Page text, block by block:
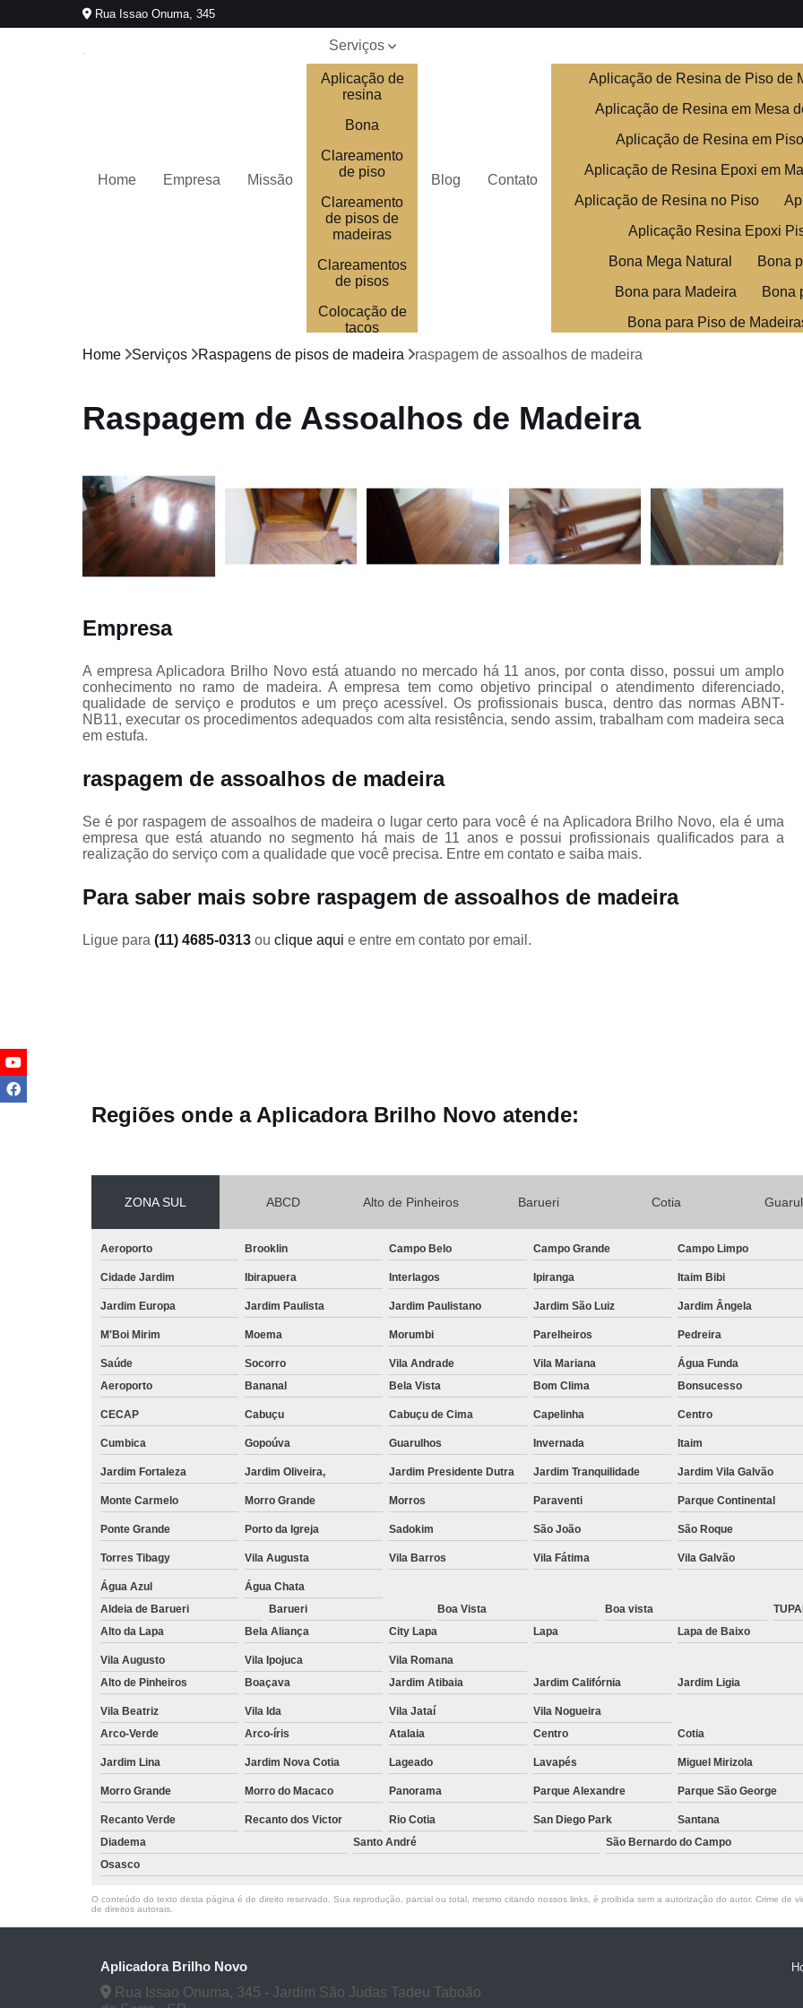
Rua Issao Onuma, 345
Home Empresa Missão
Serviços
Aplicação de
resina
Bona
Clareamento
de piso
Clareamento
de pisos de
madeiras
Clareamentos
de pisos
Colocação de
tacos
Colocações
Deck jardins
pisos
Instalação
deck de
madeira
Manutenção
de piso de
tacos
taco
Raspagem de
tacos de
Raspagens
madeira
deck
Tratamento
madeira
Tratamentos
em pisos de
piso
Blog Contato
Aplicação de Resina de Piso de
Aplicação de Resina em Mesa
Aplicação de Resina em
Aplicação de Resina Epoxi em
Aplicação de Resina no Piso
Aplicação Resina Epoxi
Bona Mega Natural
Bona
Bona para Madeira
Bona
Bona para Piso de
Clareamento de Pisos
Clareamento de
Clareamento em Piso de
Clareamento em Pisos de
Clareamentos de Assoalho
Clareamentos de Piso de
Clareamentos de Pisos
Clareamentos de Tacos de
Colocação Assoalho de
Colocação de
Colocação de Piso Laminado
Deck de Madeira Jardim
Deck para Jardim de Madeira
Jardins com Relva
Deck de Madeira para Piscina
Deck de Piscina de Fibra
Deck para Cobrir Piscina
Deck Piscina Madeira
Deck
Instalação de Piso de Madeira
Instalação de Piso
Instalação de Piso
Instalação de Piso
Instalação Piso Laminado
Instalações de Deck de
Instalações de Deck Madeira
Instalação de Deck de
Instalação Deck
Lixamento de Assoalho de Madeira
Lixamento de Piso de Madeira
Lixamento de Taco
Lixamento Parquet
Lixamentos de Assoalho
Lixamentos de Parquet
Home Serviços Raspagens de pisos de madeira raspagem de assoalhos de madeira
Raspagem de Assoalhos de Madeira
Empresa
A empresa Aplicadora Brilho Novo está atuando no mercado há 11 anos, por conta disso, possui um amplo
conhecimento no ramo de madeira. A empresa tem como objetivo principal o atendimento diferenciado,
qualidade de serviço e produtos e um preço acessível. Os profissionais busca, dentro das normas ABNT-
NB11, executar os procedimentos adequados com alta resistência, sendo assim, trabalham com madeira seca
em estufa.
raspagem de assoalhos de madeira
Se é por raspagem de assoalhos de madeira o lugar certo para você é na Aplicadora Brilho Novo, ela é uma
empresa que está atuando no segmento há mais de 11 anos e possui profissionais qualificados para a
realização do serviço com a qualidade que você precisa. Entre em contato e saiba mais.
Para saber mais sobre raspagem de assoalhos de madeira
Ligue para (11) 4685-0313 ou clique aqui e entre em contato por email.
Regiões onde a Aplicadora Brilho Novo atende:
ZONA SUL ABCD Alto de Pinheiros Barueri Cotia
Aeroporto Brooklin Campo Belo Campo Grande Campo Limpo
Cidade Jardim Ibirapuera Interlagos Ipiranga Itaim Bibi
Jardim Europa Jardim Paulista Jardim Paulistano Jardim São Luiz Jardim Ângela
M'Boi Mirim Moema Morumbi Parelheiros Pedreira
Saúde Socorro Vila Andrade Vila Mariana
Água Funda
Aeroporto
Bananal Bela Vista Bom Clima Bonsucesso
CECAP Cabuçu Cabuçu de Cima Capelinha Centro
Cumbica Gopoúva Guarulhos Invernada Itaim
Jardim Fortaleza Jardim Oliveira, Jardim Presidente Dutra Jardim Tranquilidade Jardim Vila Galvão
Monte Carmelo Morro Grande Morros Paraventi Parque Continental
Ponte Grande Porto da Igreja Sadokim São João São Roque
Torres Tibagy Vila Augusta Vila Barros Vila Fátima Vila Galvão
Água Azul
Água Chata
Aldeia de Barueri
Barueri Boa Vista Boa vista
Alto da Lapa
Bela Aliança City Lapa Lapa Lapa de Baixo
Vila Augusto Vila Ipojuca
Vila Romana
Alto de Pinheiros
Boaçava Jardim Atibaia Jardim Califórnia Jardim Ligia
Vila Beatriz Vila Ida Vila Jataí
Vila Nogueira
Arco-Verde
Arco-íris Atalaia Centro Cotia
Jardim Lina Jardim Nova Cotia Lageado Lavapés Miguel Mirizola
Morro Grande Morro do Macaco Panorama Parque Alexandre Parque São George
Recanto Verde Recanto dos Victor Rio Cotia San Diego Park Santana
Diadema
Santo André São Bernardo do Campo
Osasco
O conteúdo do texto desta página é de direito reservado. Sua reprodução, parcial ou total, mesmo citando nossos links, é proibida sem a autorização do autor. Crime de
de direitos autorais
Aplicadora Brilho Novo
Rua Issao Onuma, 345 - Jardim São Judas Tadeu Taboão